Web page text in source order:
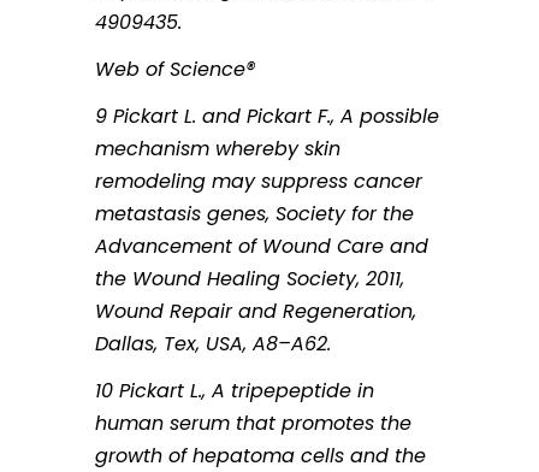
4909435.
Web of Science®
9 Pickart L. and Pickart F., A possible
mechanism whereby skin
remodeling may suppress cancer
metastasis genes, Society for the
Advancement of Wound Care and
the Wound Healing Society, 2011,
Wound Repair and Regeneration,
Dallas, Tex, USA, A8–A62.
10 Pickart L., A tripepeptide in
human serum that promotes the
growth of hepatoma cells and the